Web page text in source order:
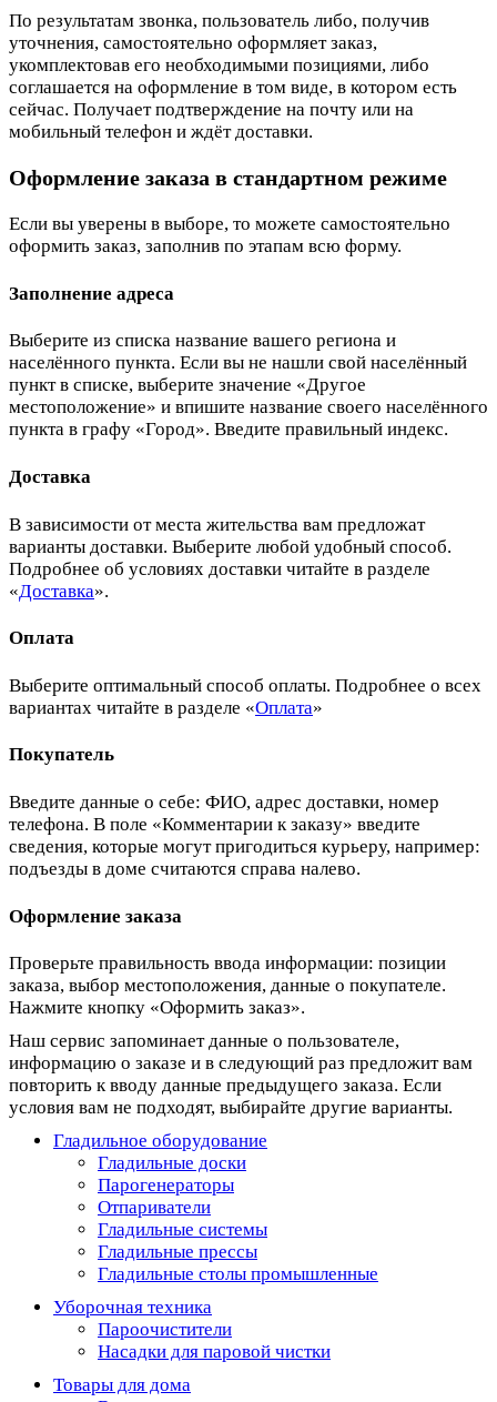
По результатам звонка, пользователь либо, получив
уточнения, самостоятельно оформляет заказ,
укомплектовав его необходимыми позициями, либо
соглашается на оформление в том виде, в котором есть
сейчас. Получает подтверждение на почту или на
мобильный телефон и ждёт доставки.
Оформление заказа в стандартном режиме
Если вы уверены в выборе, то можете самостоятельно
оформить заказ, заполнив по этапам всю форму.
Заполнение адреса
Выберите из списка название вашего региона и
населённого пункта. Если вы не нашли свой населённый
пункт в списке, выберите значение «Другое
местоположение» и впишите название своего населённого
пункта в графу «Город». Введите правильный индекс.
Доставка
В зависимости от места жительства вам предложат
варианты доставки. Выберите любой удобный способ.
Подробнее об условиях доставки читайте в разделе
«Доставка».
Оплата
Выберите оптимальный способ оплаты. Подробнее о всех
вариантах читайте в разделе «Оплата»
Покупатель
Введите данные о себе: ФИО, адрес доставки, номер
телефона. В поле «Комментарии к заказу» введите
сведения, которые могут пригодиться курьеру, например:
подъезды в доме считаются справа налево.
Оформление заказа
Проверьте правильность ввода информации: позиции
заказа, выбор местоположения, данные о покупателе.
Нажмите кнопку «Оформить заказ».
Наш сервис запоминает данные о пользователе,
информацию о заказе и в следующий раз предложит вам
повторить к вводу данные предыдущего заказа. Если
условия вам не подходят, выбирайте другие варианты.
Гладильное оборудование
Гладильные доски
Парогенераторы
Отпариватели
Гладильные системы
Гладильные прессы
Гладильные столы промышленные
Уборочная техника
Пароочистители
Насадки для паровой чистки
Товары для дома